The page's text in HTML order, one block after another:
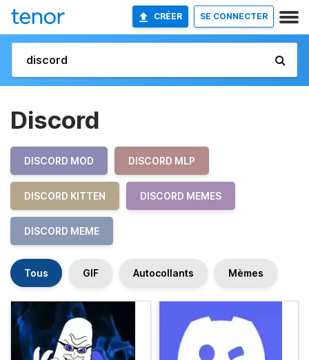
CRÉER SE CONNECTER
Discord
DISCORD MOD DISCORD MLP
DISCORD KITTEN DISCORD MEMES
DISCORD MEME
Tous GIF Autocollants Mèmes